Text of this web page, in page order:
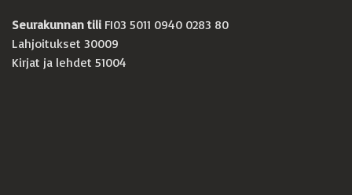
Seurakunnan tili FI03 5011 0940 0283 80
Lahjoitukset 30009
Kirjat ja lehdet 51004